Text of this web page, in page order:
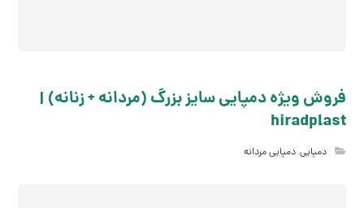
فروش ویژه دمپایی سایز بزرگ (مردانه + زنانه) |
hiradplast
دمپایی,دمپایی مردانه